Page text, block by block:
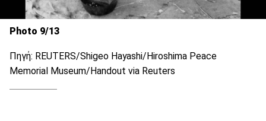
Photo 9/13
Πηγή: REUTERS/Shigeo Hayashi/Hiroshima Peace
Memorial Museum/Handout via Reuters